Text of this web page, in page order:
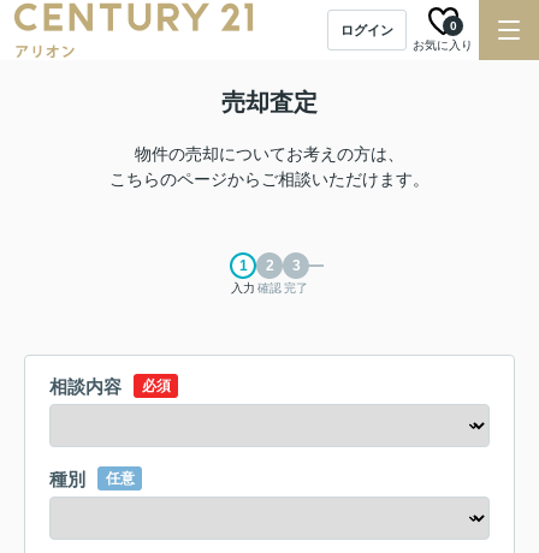
ログイン
お気に入り
0
売却査定
物件の売却についてお考えの方は、
こちらのページからご相談いただけます。
入力 確認完了
相談内容 必須
種別 任意